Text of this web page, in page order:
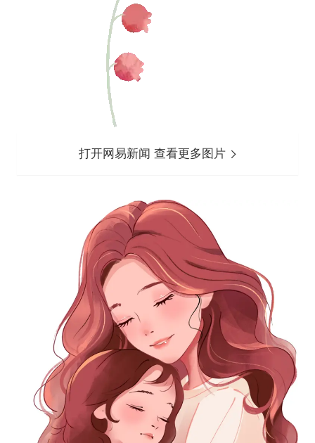
打开网易新闻 查看更多图片